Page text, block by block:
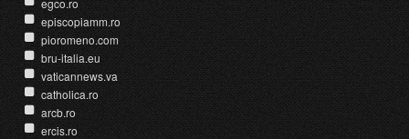
episcopiamm.ro
pioromeno.com
bru-italia.eu
vaticannews.va
catholica.ro
arcb.ro
ercis.ro